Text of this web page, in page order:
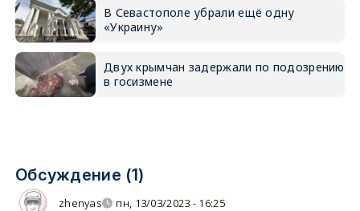
В Севастополе убрали ещё одну
«Украину»
Двух крымчан задержали по подозрению
в госизмене
Обсуждение (1)
zhenyas пн, 13/03/2023 - 16:25